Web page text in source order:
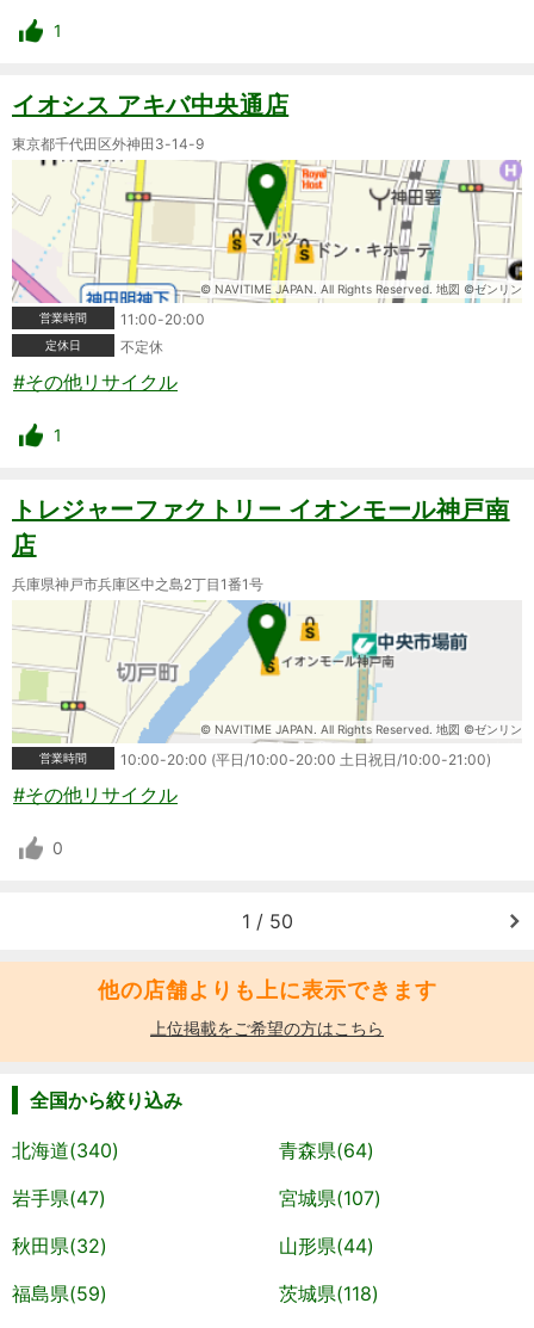
1
イオシス アキバ中央通店
東京都千代田区外神田3-14-9
© NAVITIME JAPAN. All Rights Reserved. 地図 ©ゼンリン
営業時間
11:00-20:00
定休日 不定休
#その他リサイクル
1
トレジャーファクトリー イオンモール神戸南
店
兵庫県神戸市兵庫区中之島2丁目1番1号
© NAVITIME JAPAN. All Rights Reserved. 地図 ©ゼンリン
営業時間
10:00-20:00 (平日/10:00-20:00 土日祝日/10:00-21:00)
#その他リサイクル
0
1 / 50
他の店舗よりも上に表示できます
上位掲載をご希望の方はこちら
全国から絞り込み
北海道(340)
青森県(64)
岩手県(47)
宮城県(107)
秋田県(32)
山形県(44)
福島県(59)
茨城県(118)